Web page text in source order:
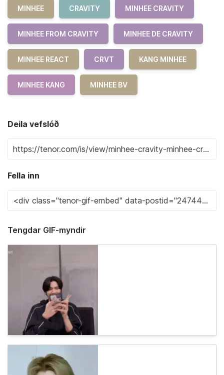
MINHEE CRAVITY MINHEE CRAVITY
MINHEE FROM CRAVITY MINHEE DE CRAVITY
MINHEE REACT CRVT KANG MINHEE
MINHEE KANG MINHEE BV
Deila vefslóð
Fella inn
Tengdar GIF-myndir